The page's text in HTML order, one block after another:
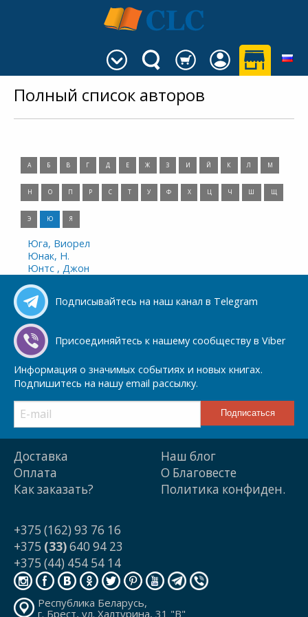
Полный список авторов
А Б В Г Д Е Ж З И Й К Л М
Н О П Р С Т У Ф Х Ц Ч Ш Щ
Э Ю Я
Юга, Виорел
Юнак, Н.
Юнтс , Джон
Подписывайтесь на наш канал в Telegram
Присоединяйтесь к нашему сообществу в Viber
Информация о значимых событиях и новых книгах.
Подпишитесь на нашу email рассылку.
Доставка
Оплата
Как заказать?
Наш блог
О Благовесте
Политика конфиден.
+375 (162) 93 76 16
+375 (33)640 94 23
+375 (44) 454 54 14
Республика Беларусь,
г. Брест, ул. Халтурина, 31 "В"